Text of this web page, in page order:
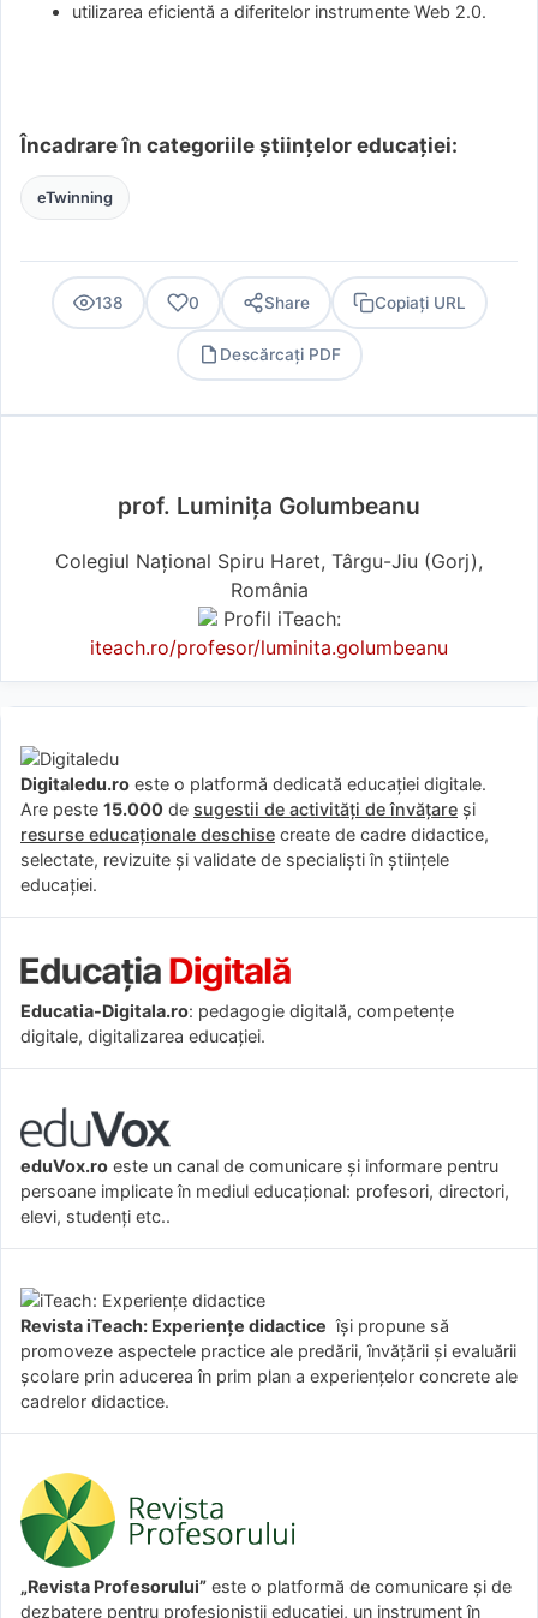
utilizarea eficientă a diferitelor instrumente Web 2.0.
Încadrare în categoriile științelor educației:
eTwinning
138 0 Share Copiați URL
Descărcați PDF
prof. Luminița Golumbeanu
Colegiul Național Spiru Haret, Târgu-Jiu (Gorj),
România
Profil iTeach:
iteach.ro/profesor/luminita.golumbeanu
Digitaledu.ro este o platformă dedicată educației digitale.
Are peste 15.000 de sugestii de activități de învățare și
resurse educaționale deschise create de cadre didactice,
selectate, revizuite și validate de specialiști în științele
educației.
Educatia-Digitala.ro: pedagogie digitală, competențe
digitale, digitalizarea educației.
eduVox.ro este un canal de comunicare și informare pentru
persoane implicate în mediul educațional: profesori, directori,
elevi, studenți etc..
Revista iTeach: Experienţe didactice îşi propune să
promoveze aspectele practice ale predării, învăţării şi evaluării
şcolare prin aducerea în prim plan a experienţelor concrete ale
cadrelor didactice.
„Revista Profesorului” este o platformă de comunicare și de
dezbatere pentru profesioniștii educației, un instrument în